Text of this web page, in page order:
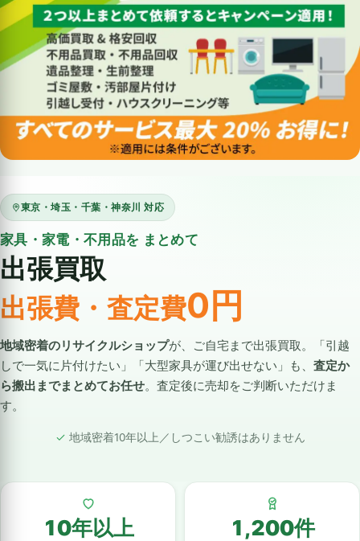
東京・埼玉・千葉・神奈川 対応
家具・家電・不用品を まとめて
出張買取
出張費・査定費0円
地域密着のリサイクルショップが、ご自宅まで出張買取。「引越
しで一気に片付けたい」「大型家具が運び出せない」も、 査定か
ら搬出までまとめてお任せ。査定後に売却をご判断いただけま
す。
地域密着10年以上／しつこい勧誘はありません
10年以上 1,200件